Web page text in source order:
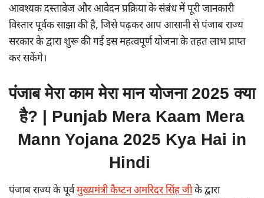
आवश्यक दस्तावेज और आवेदन प्रक्रिया के संबंध में पूरी जानकारी
विस्तार पूर्वक साझा की है, जिसे पढ़कर आप आसानी से पंजाब राज्य
सरकार के द्वारा शुरू की गई इस महत्वपूर्ण योजना के तहत लाभ प्राप्त
कर सकेंगे।
पंजाब मेरा काम मेरा मान योजना 2025 क्या
है? | Punjab Mera Kaam Mera
Mann Yojana 2025 Kya Hai in
Hindi
पंजाब राज्य के पूर्वमुख्यमंत्री कैप्टन अमरिदर सिंह जीके द्वारा